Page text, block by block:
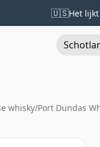
🇺🇸Het
whisky/Port Dundas